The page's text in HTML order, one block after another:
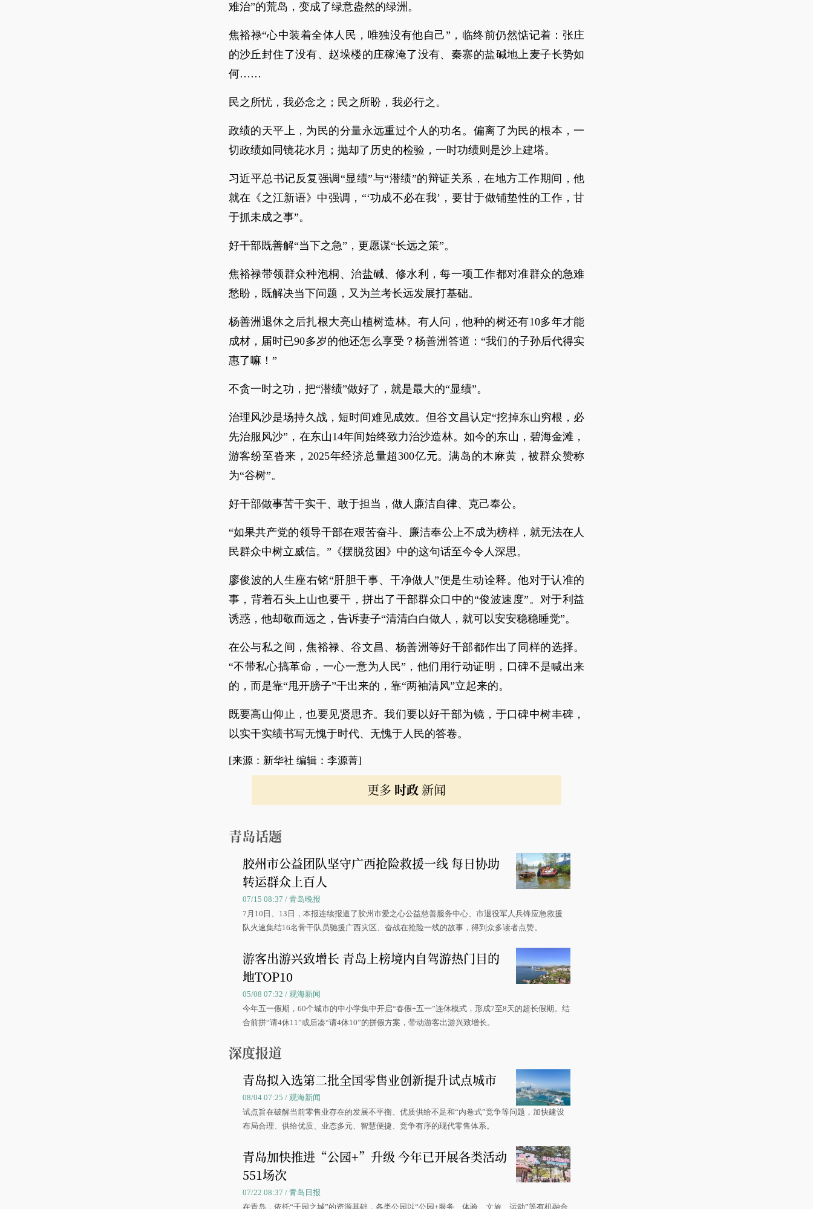
难治”的荒岛，变成了绿意盎然的绿洲。
焦裕禄“心中装着全体人民，唯独没有他自己”，临终前仍然惦记着：张庄
的沙丘封住了没有、赵垛楼的庄稼淹了没有、秦寨的盐碱地上麦子长势如
何……
民之所忧，我必念之；民之所盼，我必行之。
政绩的天平上，为民的分量永远重过个人的功名。偏离了为民的根本，一
切政绩如同镜花水月；抛却了历史的检验，一时功绩则是沙上建塔。
习近平总书记反复强调“显绩”与“潜绩”的辩证关系，在地方工作期间，他
就在《之江新语》中强调，“‘功成不必在我’，要甘于做铺垫性的工作，甘
于抓未成之事”。
好干部既善解“当下之急”，更愿谋“长远之策”。
焦裕禄带领群众种泡桐、治盐碱、修水利，每一项工作都对准群众的急难
愁盼，既解决当下问题，又为兰考长远发展打基础。
杨善洲退休之后扎根大亮山植树造林。有人问，他种的树还有10多年才能
成材，届时已90多岁的他还怎么享受？杨善洲答道：“我们的子孙后代得实
惠了嘛！”
不贪一时之功，把“潜绩”做好了，就是最大的“显绩”。
治理风沙是场持久战，短时间难见成效。但谷文昌认定“挖掉东山穷根，必
先治服风沙”，在东山14年间始终致力治沙造林。如今的东山，碧海金滩，
游客纷至沓来，2025年经济总量超300亿元。满岛的木麻黄，被群众赞称
为“谷树”。
好干部做事苦干实干、敢于担当，做人廉洁自律、克己奉公。
“如果共产党的领导干部在艰苦奋斗、廉洁奉公上不成为榜样，就无法在人
民群众中树立威信。”《摆脱贫困》中的这句话至今令人深思。
廖俊波的人生座右铭“肝胆干事、干净做人”便是生动诠释。他对于认准的
事，背着石头上山也要干，拼出了干部群众口中的“俊波速度”。对于利益
诱惑，他却敬而远之，告诉妻子“清清白白做人，就可以安安稳稳睡觉”。
在公与私之间，焦裕禄、谷文昌、杨善洲等好干部都作出了同样的选择。
“不带私心搞革命，一心一意为人民”，他们用行动证明，口碑不是喊出来
的，而是靠“甩开膀子”干出来的，靠“两袖清风”立起来的。
既要高山仰止，也要见贤思齐。我们要以好干部为镜，于口碑中树丰碑，
以实干实绩书写无愧于时代、无愧于人民的答卷。
[来源：新华社 编辑：李源菁]
更多 时政新闻
青岛话题
胶州市公益团队坚守广西抢险救援一线 每日协助
转运群众上百人
07/15 08:37 / 青岛晚报
7月10日、13日，本报连续报道了胶州市爱之心公益慈善服务中心、市退役军人兵锋应急救援
队火速集结16名骨干队员驰援广西灾区、奋战在抢险一线的故事，得到众多读者点赞。
游客出游兴致增长 青岛上榜境内自驾游热门目的
地TOP10
05/08 07:32 / 观海新闻
今年五一假期，60个城市的中小学集中开启“春假+五一”连休模式，形成7至8天的超长假期。结
合前拼“请4休11”或后凑“请4休10”的拼假方案，带动游客出游兴致增长。
深度报道
青岛拟入选第二批全国零售业创新提升试点城市
08/04 07:25 / 观海新闻
试点旨在破解当前零售业存在的发展不平衡、优质供给不足和“内卷式”竞争等问题，加快建设
布局合理、供给优质、业态多元、智慧便捷、竞争有序的现代零售体系。
青岛加快推进“公园+”升级 今年已开展各类活动
551场次
07/22 08:37 / 青岛日报
在青岛，依托“千园之城”的资源基础，各类公园以“公园+服务、体验、文旅、运动”等有机融合